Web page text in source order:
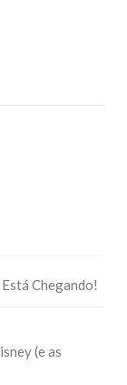
Chegando!
(e as